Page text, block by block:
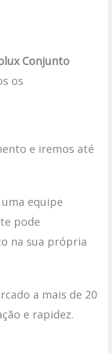
Conjunto
os
e iremos até
equipe
pode
na sua própria
a mais de 20
e rapidez.